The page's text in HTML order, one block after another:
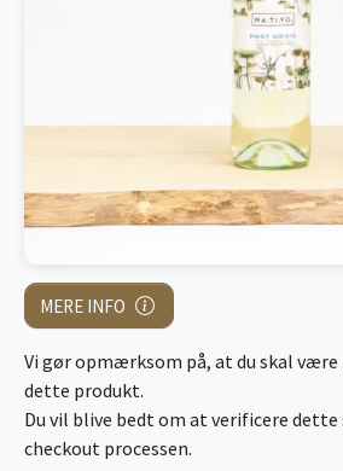
MERE INFO
Vi gør opmærksom på, at du skal være
dette produkt.
Du vil blive bedt om at verificere dette
checkout processen.